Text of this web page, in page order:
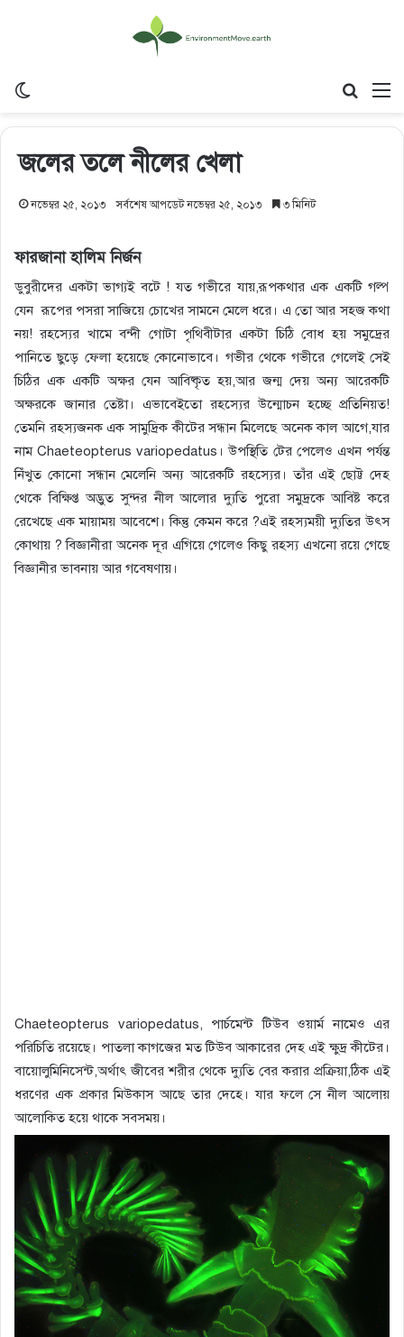
জলের তলে নীলের খেলা
নভেম্বর ২৫, ২০১৩ সর্বশেষ আপডেট নভেম্বর ২৫, ২০১৩ ৩ মিনিট
ফারজানা হালিম নির্জন
ডুবুরীদের একটা ভাগ্যই বটে ! যত গভীরে যায়,রূপকথার এক একটি গল্প
যেন রূপের পসরা সাজিয়ে চোখের সামনে মেলে ধরে। এ তো আর সহজ কথা
নয়! রহস্যের খামে বন্দী গোটা পৃথিবীটার একটা চিঠি বোধ হয় সমুদ্রের
পানিতে ছুড়ে ফেলা হয়েছে কোনোভাবে। গভীর থেকে গভীরে গেলেই সেই
চিঠির এক একটি অক্ষর যেন আবিষ্কৃত হয়,আর জন্ম দেয় অন্য আরেকটি
অক্ষরকে জানার তেষ্টা। এভাবেইতো রহস্যের উন্মোচন হচ্ছে প্রতিনিয়ত!
তেমনি রহস্যজনক এক সামুদ্রিক কীটের সন্ধান মিলেছে অনেক কাল আগে,যার
নাম Chaeteopterus variopedatus। উপস্থিতি টের পেলেও এখন পর্যন্ত
নিঁখুত কোনো সন্ধান মেলেনি অন্য আরেকটি রহস্যের। তাঁর এই ছোট্ট দেহ
থেকে বিক্ষিপ্ত অদ্ভুত সুন্দর নীল আলোর দ্যুতি পুরো সমুদ্রকে আবিষ্ট করে
রেখেছে এক মায়াময় আবেশে। কিন্তু কেমন করে ?এই রহস্যময়ী দ্যুতির উৎস
কোথায় ? বিজ্ঞানীরা অনেক দূর এগিয়ে গেলেও কিছু রহস্য এখনো রয়ে গেছে
বিজ্ঞানীর ভাবনায় আর গবেষণায়।
Chaeteopterus variopedatus, পার্চমেন্ট টিউব ওয়ার্ম নামেও এর
পরিচিতি রয়েছে। পাতলা কাগজের মত টিউব আকারের দেহ এই ক্ষুদ্র কীটের।
বায়োলুমিনিসেন্ট,অর্থাৎ জীবের শরীর থেকে দ্যুতি বের করার প্রক্রিয়া,ঠিক এই
ধরণের এক প্রকার মিউকাস আছে তার দেহে। যার ফলে সে নীল আলোয়
আলোকিত হয়ে থাকে সবসময়।